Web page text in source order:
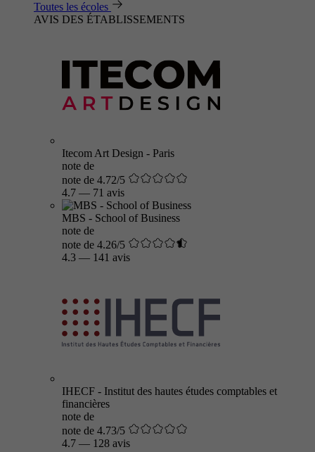
Toutes les écoles
AVIS DES ÉTABLISSEMENTS
Itecom Art Design - Paris
note de
note de 4.72/5
4.7 — 71 avis
MBS - School of Business
note de
note de 4.26/5
4.3 — 141 avis
IHECF - Institut des hautes études comptables et
financières
note de
note de 4.73/5
4.7 — 128 avis